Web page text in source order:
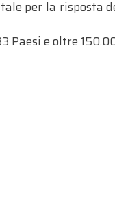
per la risposta
Paesi e oltre